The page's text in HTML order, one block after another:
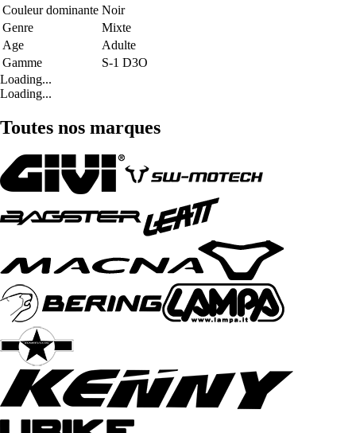
Couleur dominante Noir
Genre
Mixte
Age
Adulte
Gamme
S-1 D3O
Loading...
Loading...
Toutes nos marques